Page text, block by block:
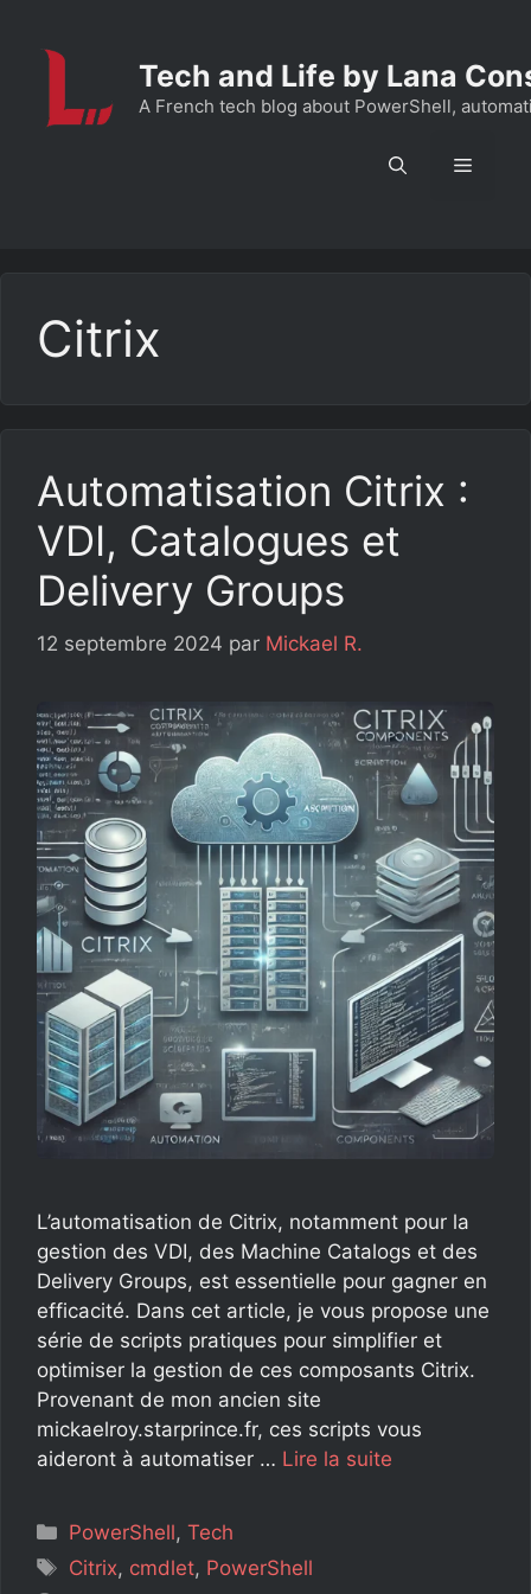
Tech and Life by Lana
A French tech blog about PowerShell,
Menu
Citrix
Automatisation Citrix :
VDI, Catalogues et
Delivery Groups
12 septembre 2024 par Mickael R.
L’automatisation de Citrix, notamment pour la
gestion des VDI, des Machine Catalogs et des
Delivery Groups, est essentielle pour gagner en
efficacité. Dans cet article, je vous propose une
série de scripts pratiques pour simplifier et
optimiser la gestion de ces composants Citrix.
Provenant de mon ancien site
mickaelroy.starprince.fr, ces scripts vous
aideront à automatiser … Lire la suite
Catégories
PowerShell,Tech
Étiquettes
Citrix, cmdlet, PowerShell